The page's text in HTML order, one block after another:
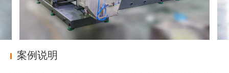
案例说明